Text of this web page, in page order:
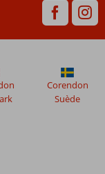
Corendon
Suède